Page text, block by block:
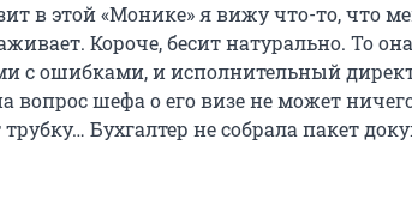
в этой «Монике» я вижу что-то, что
Короче, бесит натурально. То
с ошибками, и исполнительный
вопрос шефа о его визе не может
трубку… Бухгалтер не собрала пакет